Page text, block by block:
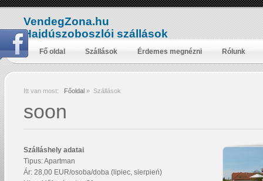
VendegZona.hu
Hajdúszoboszlói szállások
Fő oldal Szállások Érdemes megnézni Rólunk
Itt van most: Főoldal » Szállások
soon
Szálláshely adatai
Tipus: Apartman
Ár: 28,00 EUR/osoba/doba (lipiec, sierpień)